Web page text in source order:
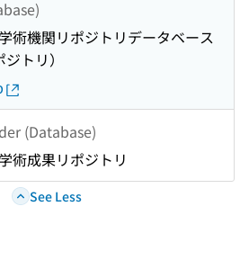
術機関リポジトリデータベース
トリ）
(Database)
術成果リポジトリ
See Less